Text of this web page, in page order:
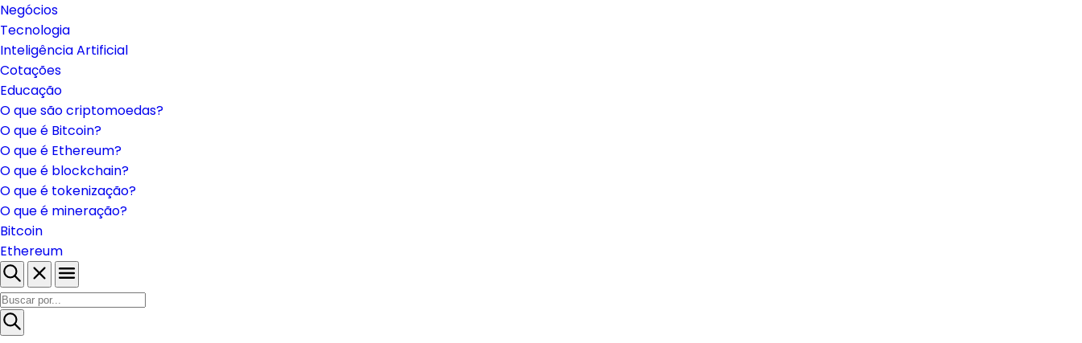
Negócios
Tecnologia
Inteligência Artificial
Cotações
Educação
O que são criptomoedas?
O que é Bitcoin?
O que é Ethereum?
O que é blockchain?
O que é tokenização?
O que é mineração?
Bitcoin
Ethereum